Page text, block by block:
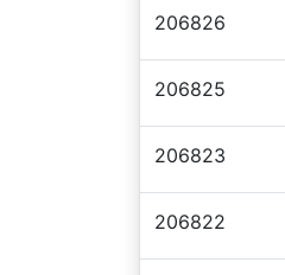
206826
206825
206823
206822